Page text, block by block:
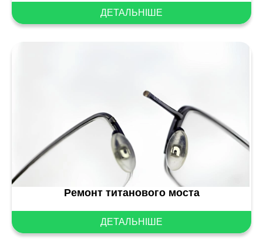
ДЕТАЛЬНІШЕ
Ремонт титанового моста
ДЕТАЛЬНІШЕ